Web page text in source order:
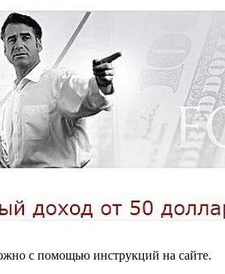
с помощью инструкций на сайте.